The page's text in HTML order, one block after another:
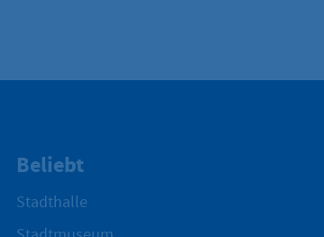
Beliebt
Stadthalle